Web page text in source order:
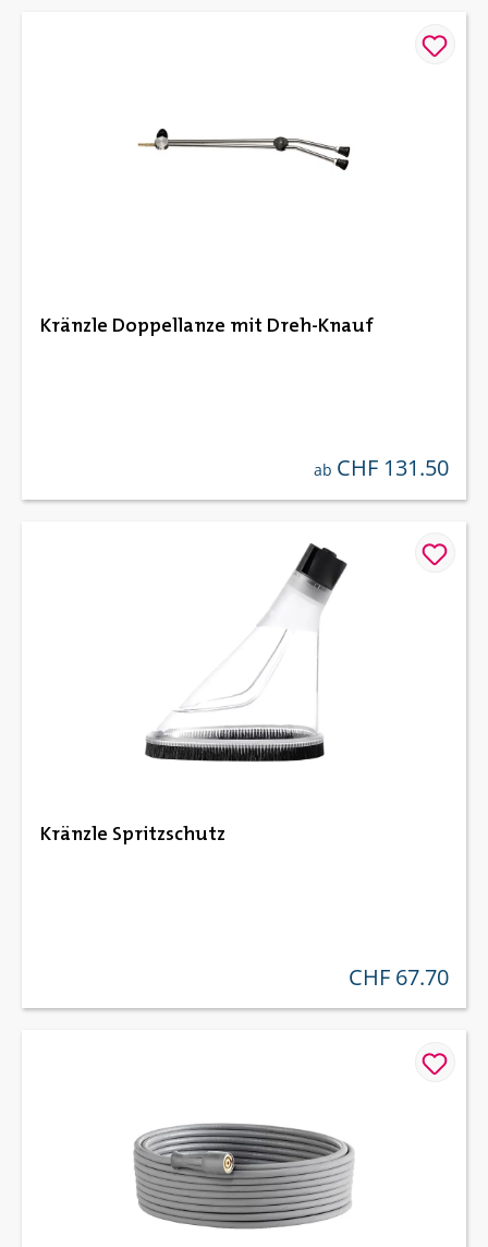
Kränzle Doppellanze mit Dreh-Knauf
regulärer preis:
ab CHF 131.50
Kränzle Spritzschutz
regulärer preis:
CHF 67.70